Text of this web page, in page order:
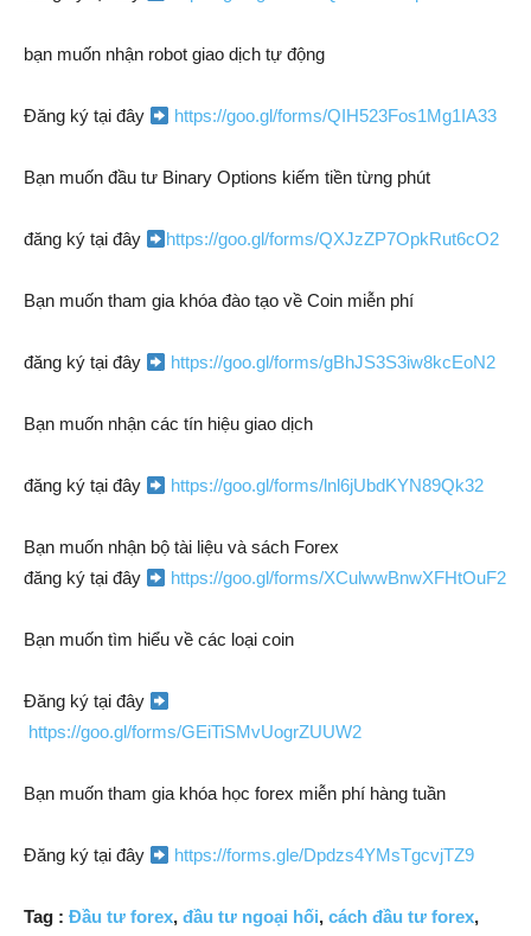
bạn muốn nhận robot giao dịch tự động
Đăng ký tại đây https://goo.gl/forms/QIH523Fos1Mg1IA33
Bạn muốn đầu tư Binary Options kiếm tiền từng phút
đăng ký tại đây https://goo.gl/forms/QXJzZP7OpkRut6cO2
Bạn muốn tham gia khóa đào tạo về Coin miễn phí
đăng ký tại đây https://goo.gl/forms/gBhJS3S3iw8kcEoN2
Bạn muốn nhận các tín hiệu giao dịch
đăng ký tại đây https://goo.gl/forms/lnl6jUbdKYN89Qk32
Bạn muốn nhận bộ tài liệu và sách Forex
đăng ký tại đây
https://goo.gl/forms/XCulwwBnwXFHtOuF2
Bạn muốn tìm hiểu về các loại coin
Đăng ký tại đây
https://goo.gl/forms/GEiTiSMvUogrZUUW2
Bạn muốn tham gia khóa học forex miễn phí hàng tuần
Đăng ký tại đây https://forms.gle/Dpdzs4YMsTgcvjTZ9
Tag : Đầu tư forex, đầu tư ngoại hối, cách đầu tư forex,